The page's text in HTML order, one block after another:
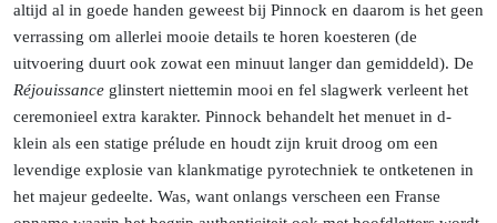
altijd al in goede handen geweest bij Pinnock en daarom is het geen
verrassing om allerlei mooie details te horen koesteren (de
uitvoering duurt ook zowat een minuut langer dan gemiddeld). De
Réjouissance glinstert niettemin mooi en fel slagwerk verleent het
ceremonieel extra karakter. Pinnock behandelt het menuet in d-
klein als een statige prélude en houdt zijn kruit droog om een
levendige explosie van klankmatige pyrotechniek te ontketenen in
het majeur gedeelte. Was, want onlangs verscheen een Franse